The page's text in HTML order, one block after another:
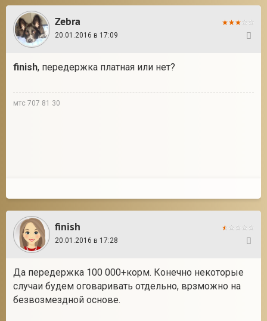
Zebra
20.01.2016 в 17:09
finish, передержка платная или нет?
мтс 707 81 30
finish
20.01.2016 в 17:28
Да передержка 100 000+корм. Конечно некоторые
случаи будем оговаривать отдельно, врзможно на
безвозмездной основе.